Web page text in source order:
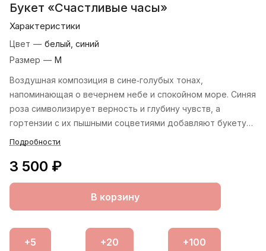
Букет «Счастливые часы»
Характеристики
Цвет — белый, синий
Размер — М
Воздушная композиция в сине‑голубых тонах,
напоминающая о вечернем небе и спокойном море. Синяя
роза символизирует верность и глубину чувств, а
гортензии с их пышными соцветиями добавляют букету
лёгкости и романтичности. Оттенки плавно перетекают
эффект акварельной живописи.
Подробности
3 500 ₽
В корзину